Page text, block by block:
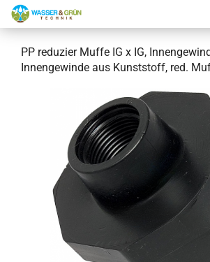
PP reduzier Muffe IG x IG,
Innengewinde aus Kunststoff, red.